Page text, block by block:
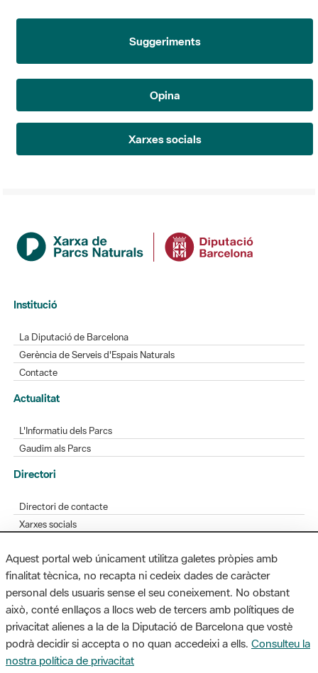
Suggeriments
Opina
Xarxes socials
Institució
La Diputació de Barcelona
Gerència de Serveis d'Espais Naturals
Contacte
Actualitat
L'Informatiu dels Parcs
Gaudim als Parcs
Directori
Directori de contacte
Xarxes socials
Bústia de suggeriments
Opineu sobre els parcs
MAPA WEB AVÍS LEGAL ACCESSIBILITAT
Aquest portal web únicament utilitza galetes pròpies amb
finalitat tècnica, no recapta ni cedeix dades de caràcter
personal dels usuaris sense el seu coneixement. No obstant
això, conté enllaços a llocs web de tercers amb polítiques de
privacitat alienes a la de la Diputació de Barcelona que vostè
podrà decidir si accepta o no quan accedeixi a ells. Consulteu la
nostra política de privacitat